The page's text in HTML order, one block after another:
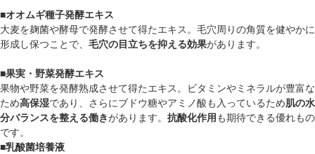
■オオムギ種子発酵エキス
大麦を麹菌や酵母で発酵させて得たエキス。毛穴周りの角質を健やかに
形成し保つことで、 毛穴の目立ちを抑える効果があります。
■果実・野菜発酵エキス
果物や野菜を発酵熟成させて得たエキス。ビタミンやミネラルが豊富な
ため高保湿であり、さらにブドウ糖やアミノ酸も入っているため肌の水
分バランスを整える働きがあります。 抗酸化作用も期待できる優れもの
です。
■乳酸菌培養液